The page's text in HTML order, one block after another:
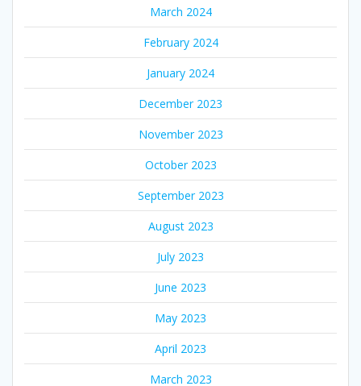
March 2024
February 2024
January 2024
December 2023
November 2023
October 2023
September 2023
August 2023
July 2023
June 2023
May 2023
April 2023
March 2023